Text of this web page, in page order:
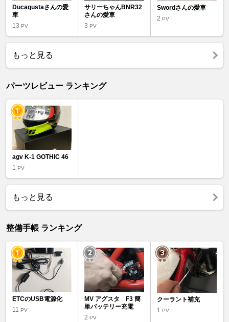
Ducagustaさんの愛
車
13 PV
サリーちゃんBNR32
さんの愛車
3PV
Swordさんの愛車
2 PV
もっと見る
パーツレビュー ランキング
agv K-1 GOTHIC 46
1 PV
もっと見る
整備手帳 ランキング
ETCのUSB電源化
11 PV
MV アグスタ F3 簡
単バッテリー充電
2PV
クーラント補充
1 PV